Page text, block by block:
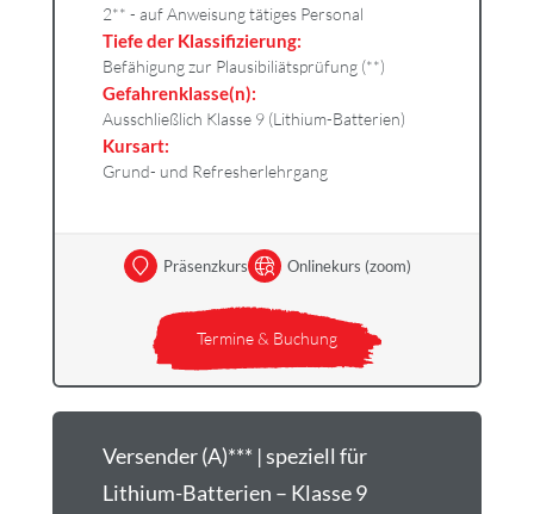
2** - auf Anweisung tätiges Personal
Tiefe der Klassifizierung:
Befähigung zur Plausibiliätsprüfung (**)
Gefahrenklasse(n):
Ausschließlich Klasse 9 (Lithium-Batterien)
Kursart:
Grund- und Refresherlehrgang
Termine & Buchung
Präsenzkurs Onlinekurs (zoom)
Versender (A)*** | speziell für
Lithium-Batterien – Klasse 9